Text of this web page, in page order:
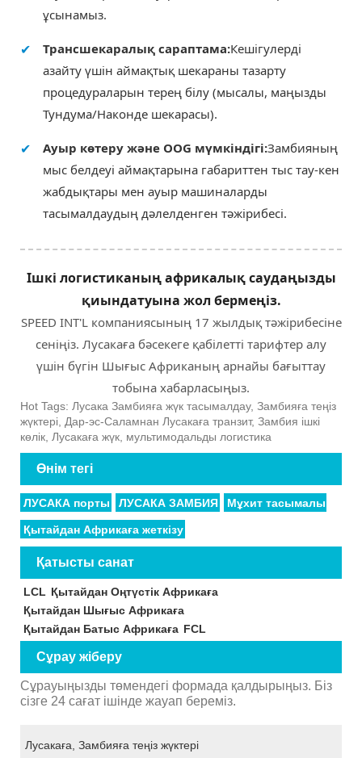
ұсынамыз.
✔ Трансшекаралық сараптама:Кешігулерді
азайту үшін аймақтық шекараны тазарту
процедураларын терең білу (мысалы, маңызды
Тундума/Наконде шекарасы).
✔ Ауыр көтеру және OOG мүмкіндігі:Замбияның
мыс белдеуі аймақтарына габариттен тыс тау-кен
жабдықтары мен ауыр машиналарды
тасымалдаудың дәлелденген тәжірибесі.
Ішкі логистиканың африкалық саудаңызды
қиындатуына жол бермеңіз.
SPEED INT'L компаниясының 17 жылдық тәжірибесіне
сеніңіз. Лусакаға бәсекеге қабілетті тарифтер алу
үшін бүгін Шығыс Африканың арнайы бағыттау
тобына хабарласыңыз.
Hot Tags: Лусака Замбияға жүк тасымалдау, Замбияға теңіз
жүктері, Дар-эс-Саламнан Лусакаға транзит, Замбия ішкі
көлік, Лусакаға жүк, мультимодальды логистика
Өнім тегі
ЛУСАКА порты ЛУСАКА ЗАМБИЯ Мұхит тасымалы
Қытайдан Африкаға жеткізу
Қатысты санат
LCL Қытайдан Оңтүстік Африкаға
Қытайдан Шығыс Африкаға
Қытайдан Батыс Африкаға FCL
Сұрау жіберу
Сұрауыңызды төмендегі формада қалдырыңыз. Біз
сізге 24 сағат ішінде жауап береміз.